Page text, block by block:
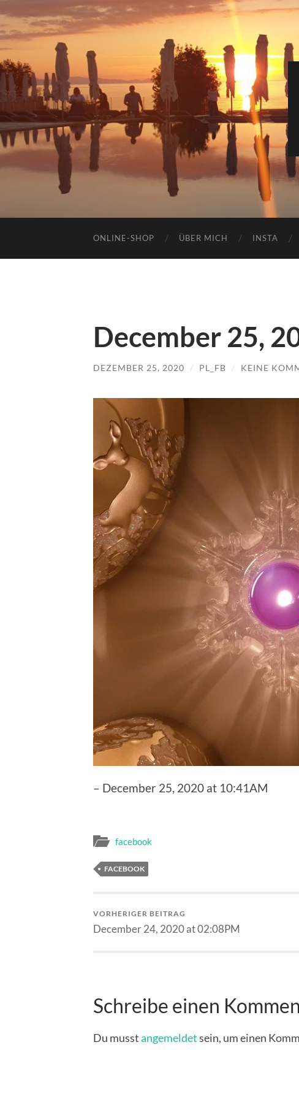
ONLINE-SHOP ÜBER MICH INSTA
December 25,
DEZEMBER 25, 2020 / PL_FB / KEINE
– December 25, 2020 at 10:41AM
facebook
FACEBOOK
VORHERIGER BEITRAG
December 24, 2020 at 02:08PM
Schreibe einen
Du musstangemeldetsein, um einen